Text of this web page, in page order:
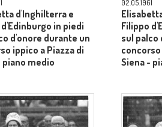
d'Inghilterra e
in piedi
d'onore durante un
ippico a Piazza di
piano medio
02.05.1961
Filippo
sul palco
Siena -